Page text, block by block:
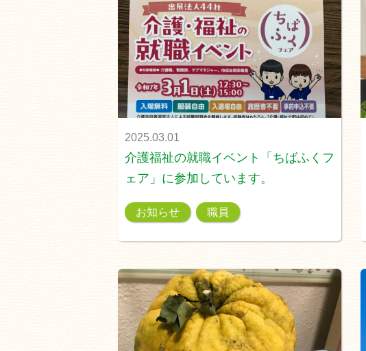
2025.03.01
介護福祉の就職イベント「ちばふくフ
ェア」に参加しています。
お知らせ 職員